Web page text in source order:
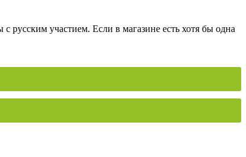
русским участием. Если в магазине есть хотя бы одна